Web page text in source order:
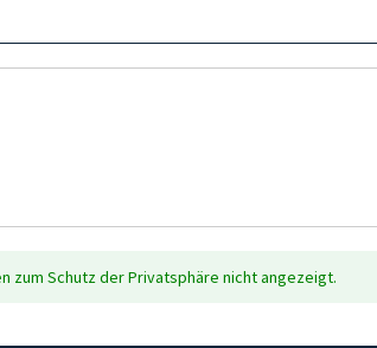
zum Schutz der Privatsphäre nicht angezeigt.